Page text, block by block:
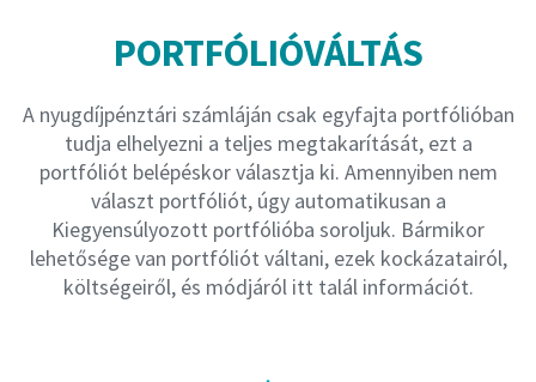
PORTFÓLIÓVÁLTÁS
A nyugdíjpénztári számláján csak egyfajta portfólióban
tudja elhelyezni a teljes megtakarítását, ezt a
portfóliót belépéskor választja ki. Amennyiben nem
választ portfóliót, úgy automatikusan a
Kiegyensúlyozott portfólióba soroljuk. Bármikor
lehetősége van portfóliót váltani, ezek kockázatairól,
költségeiről, és módjáról itt talál információt.